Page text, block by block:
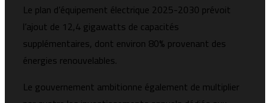
Le plan d’équipement électrique 2025-2030 prévoit
l’ajout de 12,4 gigawatts de capacités
supplémentaires, dont environ 80% provenant des
énergies renouvelables.
Le gouvernement ambitionne également de multiplier